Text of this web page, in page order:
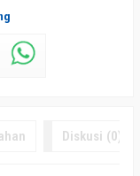
Diskusi (0)